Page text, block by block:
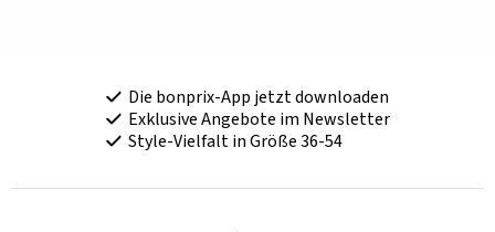
Die bonprix-App jetzt downloaden
Exklusive Angebote im Newsletter
Style-Vielfalt in Größe 36-54